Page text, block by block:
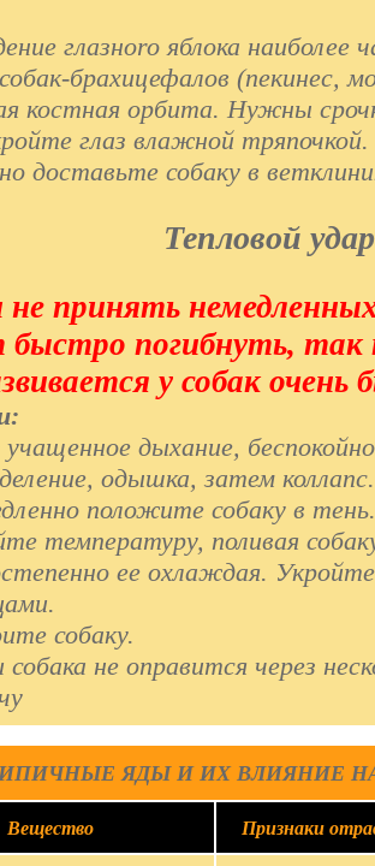
глазноro яблока наиболее
брахицефалов (пекинес,
костная орбита. Нужны
глаз влажной тряпочкой.
доставьте собаку в
Тепловой удар
не принять
погибнуть, так
у собак очень
дыхание,
одышка, затем коллапс.
положите собаку в тень.
температуру, поливая
ее охлаждая.
собаку.
собака не оправится через
ЯДЫ И ИХ ВЛИЯНИЕ
Вещество Признаки